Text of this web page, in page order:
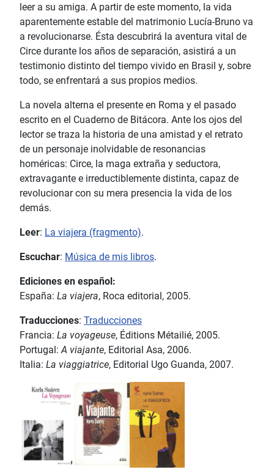
leer a su amiga. A partir de este momento, la vida
aparentemente estable del matrimonio Lucía-Bruno va
a revolucionarse. Ésta descubrirá la aventura vital de
Circe durante los años de separación, asistirá a un
testimonio distinto del tiempo vivido en Brasil y, sobre
todo, se enfrentará a sus propios medios.
La novela alterna el presente en Roma y el pasado
escrito en el Cuaderno de Bitácora. Ante los ojos del
lector se traza la historia de una amistad y el retrato
de un personaje inolvidable de resonancias
homéricas: Circe, la maga extraña y seductora,
extravagante e irreductiblemente distinta, capaz de
revolucionar con su mera presencia la vida de los
demás.
Leer: La viajera (fragmento).
Escuchar: Música de mis libros.
Ediciones en español:
España: La viajera, Roca editorial, 2005.
Traducciones: Traducciones
Francia: La voyageuse, Éditions Métailié, 2005.
Portugal: A viajante, Editorial Asa, 2006.
Italia: La viaggiatrice, Editorial Ugo Guanda, 2007.